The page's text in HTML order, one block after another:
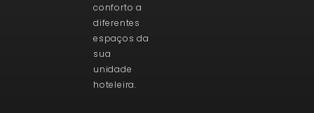
conforto a
diferentes
espaços da
sua
unidade
hoteleira.